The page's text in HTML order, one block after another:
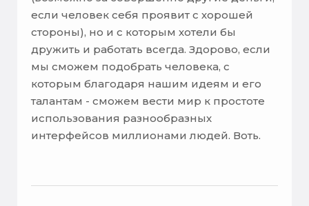
если человек себя проявит с хорошей
стороны), но и с которым хотели бы
дружить и работать всегда. Здорово, если
мы сможем подобрать человека, с
которым благодаря нашим идеям и его
талантам - сможем вести мир к простоте
использования разнообразных
интерфейсов миллионами людей. Воть.